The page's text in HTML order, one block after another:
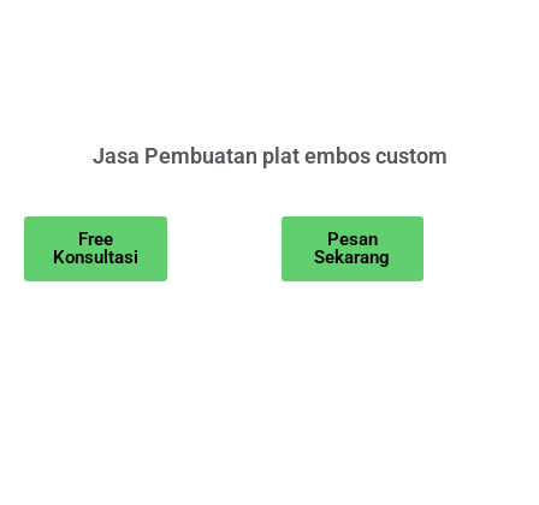
Jasa Pembuatan plat embos custom
Free
Konsultasi
Pesan
Sekarang